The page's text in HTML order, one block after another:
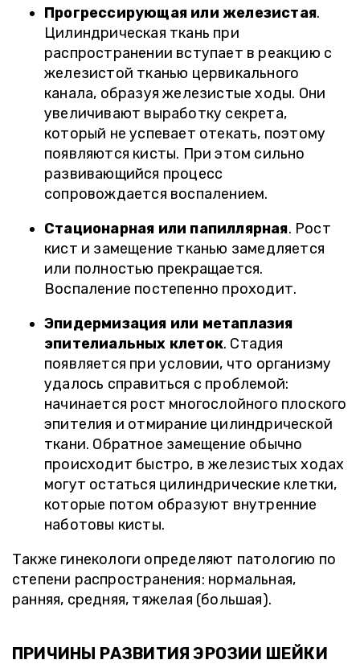
Прогрессирующая или железистая.
Цилиндрическая ткань при
распространении вступает в реакцию с
железистой тканью цервикального
канала, образуя железистые ходы. Они
увеличивают выработку секрета,
который не успевает отекать, поэтому
появляются кисты. При этом сильно
развивающийся процесс
сопровождается воспалением.
Стационарная или папиллярная. Рост
кист и замещение тканью замедляется
или полностью прекращается.
Воспаление постепенно проходит.
Эпидермизация или метаплазия
эпителиальных клеток. Стадия
появляется при условии, что организму
удалось справиться с проблемой:
начинается рост многослойного плоского
эпителия и отмирание цилиндрической
ткани. Обратное замещение обычно
происходит быстро, в железистых ходах
могут остаться цилиндрические клетки,
которые потом образуют внутренние
наботовы кисты.
Также гинекологи определяют патологию по
степени распространения: нормальная,
ранняя, средняя, тяжелая (большая).
ПРИЧИНЫ РАЗВИТИЯ ЭРОЗИИ ШЕЙКИ